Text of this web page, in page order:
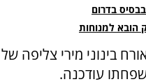
בדרום
הובא למנוחות
בינוני מירי צליפה
עודכנה.